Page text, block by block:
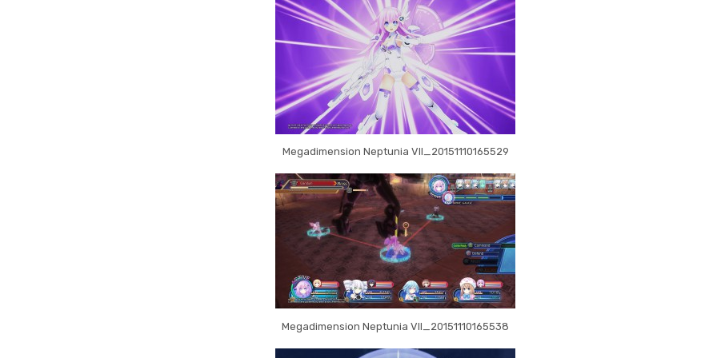
Megadimension Neptunia VII_20151110165529
Megadimension Neptunia VII_20151110165538